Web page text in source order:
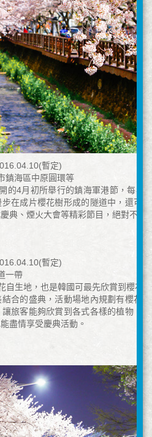
暫定)
鎮海區中原圓環等
的4月初所舉行的鎮海軍港節，每年
在成片櫻花樹形成的隧道中，還可
典、煙火大會等精彩節目，絕對不可
暫定)
一帶
自生地，也是韓國可最先欣賞到櫻花
合的盛典，活動場地內規劃有櫻花
旅客能夠欣賞到各式各樣的植物。
盡情享受慶典活動。